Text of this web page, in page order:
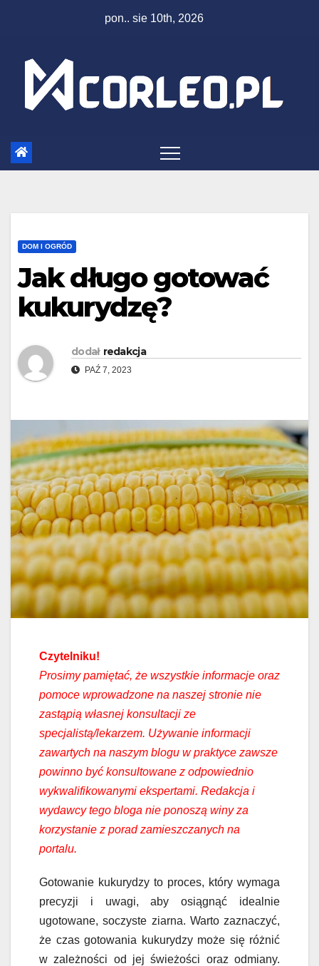
pon.. sie 10th, 2026
DOM I OGRÓD
Jak długo gotować
kukurydzę?
dodał redakcja
PAŹ 7, 2023
Czytelniku!
Prosimy pamiętać, że wszystkie informacje oraz
pomoce wprowadzone na naszej stronie nie
zastąpią własnej konsultacji ze
specjalistą/lekarzem. Używanie informacji
zawartych na naszym blogu w praktyce zawsze
powinno być konsultowane z odpowiednio
wykwalifikowanymi ekspertami. Redakcja i
wydawcy tego bloga nie ponoszą winy za
korzystanie z porad zamieszczanych na
portalu.
Gotowanie kukurydzy to proces, który wymaga
precyzji i uwagi, aby osiągnąć idealnie
ugotowane, soczyste ziarna. Warto zaznaczyć,
że czas gotowania kukurydzy może się różnić
w zależności od jej świeżości oraz odmiany.